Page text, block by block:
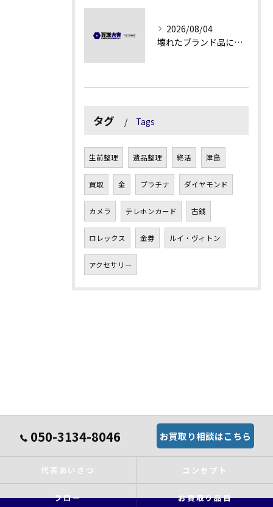
2026/08/04
壊れたブランド品にも価値がつく理由とは
タグ Tags
生前整理 遺品整理 終活 津島
買取 金 プラチナ ダイヤモンド
カメラ テレホンカード 古銭
ロレックス 金券 ルイ・ヴィトン
アクセサリー
050-3134-8046 お買取り相談はこちら
代表あいさつ コンセプト
フロー お買取り品目